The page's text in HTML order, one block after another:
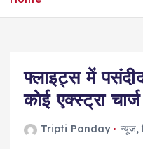
फ्लाइट्स में
कोई एक्स्ट्रा
Tripti Panday न्यूज,